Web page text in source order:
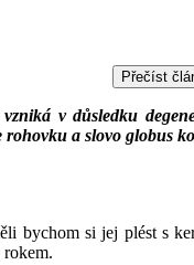
Přečíst
v důsledku
a slovo globus
bychom si jej plést s